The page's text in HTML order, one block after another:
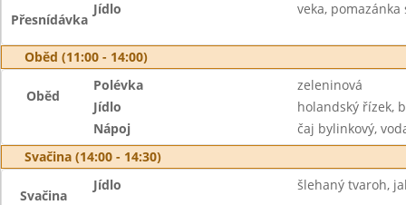
Přesnídávka
Jídlo veka,
Oběd (11:00 - 14:00)
Oběd
Polévka
zeleninová
Jídlo
holandský řízek,
Nápoj
čaj bylinkový,
Svačina (14:00 - 14:30)
Svačina
Jídlo šlehaný tvaroh,